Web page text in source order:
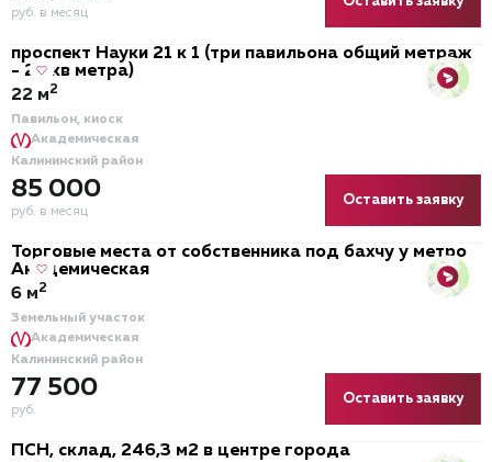
руб. в месяц
проспект Науки 21 к 1 (три павильона общий метраж
- 22 кв метра)
Павильон, киоск
Академическая
Калининский район
85 000
руб. в месяц
22 м2
Оставить заявку
Торговые места от собственника под бахчу у метро
Академическая
Земельный участок
Академическая
Калининский район
77 500
руб.
6 м2
Оставить заявку
ПСН, склад, 246,3 м2 в центре города